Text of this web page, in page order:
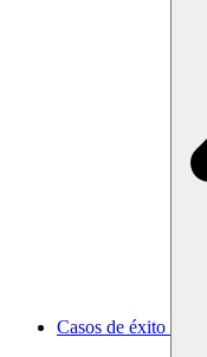
Casos de éxito